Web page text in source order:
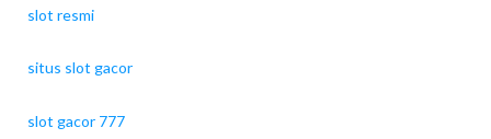
slot resmi
situs slot gacor
slot gacor 777